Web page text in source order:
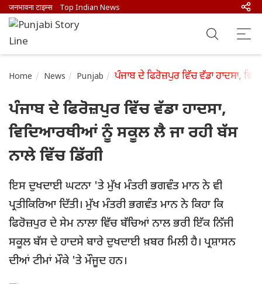
जनभावना टाइम्स Top Indian News
Home News Punjab ਪੰਜਾਬ ਦੇ ਫਿਰੋਜ਼ਪੁਰ ਵਿੱਚ ਵੱਡਾ ਹਾਦਸਾ,
ਪੰਜਾਬ ਦੇ ਫਿਰੋਜ਼ਪੁਰ ਵਿੱਚ ਵੱਡਾ ਹਾਦਸਾ,
ਵਿਦਿਆਰਥੀਆਂ ਨੂੰ ਸਕੂਲ ਲੈ ਜਾ ਰਹੀ ਬੱਸ
ਨਾਲੇ ਵਿੱਚ ਡਿੱਗੀ
ਇਸ ਦੁਖਦਾਈ ਘਟਨਾ 'ਤੇ ਮੁੱਖ ਮੰਤਰੀ ਭਗਵੰਤ ਮਾਨ ਨੇ ਵੀ
ਪ੍ਰਤੀਕਿਰਿਆ ਦਿੱਤੀ। ਮੁੱਖ ਮੰਤਰੀ ਭਗਵੰਤ ਮਾਨ ਨੇ ਕਿਹਾ ਕਿ
ਫਿਰੋਜ਼ਪੁਰ ਦੇ ਸੇਮ ਨਾਲਾ ਵਿੱਚ ਬੱਚਿਆਂ ਨਾਲ ਭਰੀ ਇੱਕ ਨਿੱਜੀ
ਸਕੂਲ ਬੱਸ ਦੇ ਹਾਦਸੇ ਬਾਰੇ ਦੁਖਦਾਈ ਖ਼ਬਰ ਮਿਲੀ ਹੈ। ਪ੍ਰਸ਼ਾਸਨ
ਦੀਆਂ ਟੀਮਾਂ ਮੌਕੇ 'ਤੇ ਮੌਜੂਦ ਹਨ।